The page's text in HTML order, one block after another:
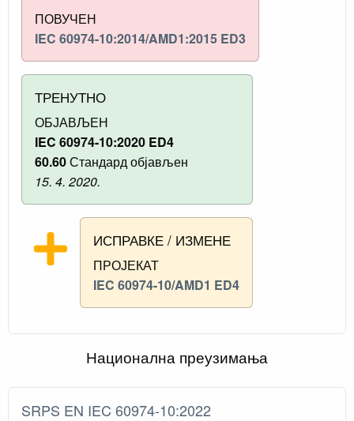
ПОВУЧЕН
IEC 60974-10:2014/AMD1:2015 ED3
ТРЕНУТНО
ОБЈАВЉЕН
IEC 60974-10:2020 ED4
60.60Стандард објављен
15. 4. 2020.
ИСПРАВКЕ / ИЗМЕНЕ
ПРОЈЕКАТ
IEC 60974-10/AMD1 ED4
Национална преузимања
SRPS EN IEC 60974-10:2022